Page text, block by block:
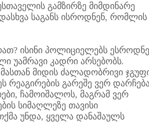
გამზირზე მიმდინარე
საგანს ისროდნენ, რომლის
ისინი პოლიციელებს
უამრავი კადრი არსებობს.
მიდის ძალადობრივი
რეაგირების გარეშე ვერ
ჩამოიშალოს, მაგრამ ვერ
სიმაღლეზე თავისი
უნდა, ყველა დანაშაულს